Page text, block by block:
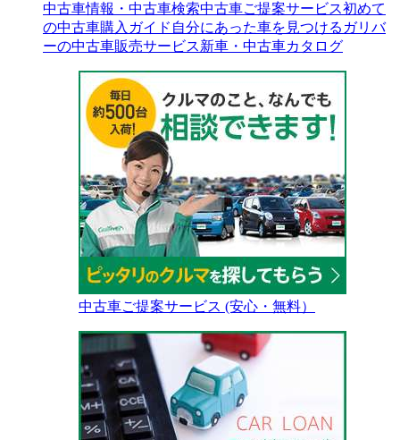
中古車情報・中古車検索中古車ご提案サービス初めて
の中古車購入ガイド 自分にあった車を見つける ガリバ
ーの中古車販売サービス新車・中古車カタログ
中古車ご提案サービス (安心・無料）